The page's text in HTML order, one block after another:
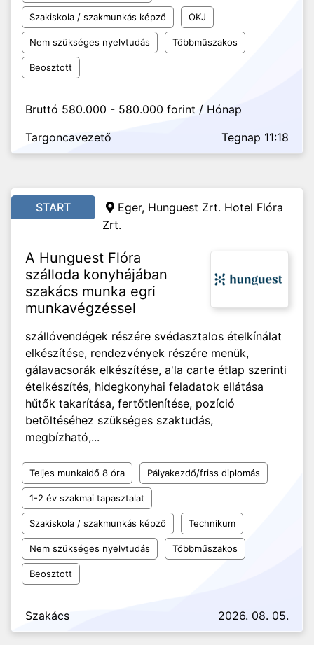
Szakiskola / szakmunkás képző OKJ
Nem szükséges nyelvtudás Többműszakos
Beosztott
Bruttó 580.000 - 580.000 forint / Hónap
Targoncavezető
Tegnap 11:18
START
Eger, Hunguest Zrt. Hotel Flóra
Zrt.
A Hunguest Flóra
szálloda konyhájában
szakács munka egri
munkavégzéssel
szállóvendégek részére svédasztalos ételkínálat
elkészítése, rendezvények részére menük,
gálavacsorák elkészítése, a'la carte étlap szerinti
ételkészítés, hidegkonyhai feladatok ellátása
hűtők takarítása, fertőtlenítése, pozíció
betöltéséhez szükséges szaktudás,
megbízható,...
Teljes munkaidő 8 óra Pályakezdő/friss diplomás
1-2 év szakmai tapasztalat
Szakiskola / szakmunkás képző Technikum
Nem szükséges nyelvtudás Többműszakos
Beosztott
Szakács 2026. 08. 05.